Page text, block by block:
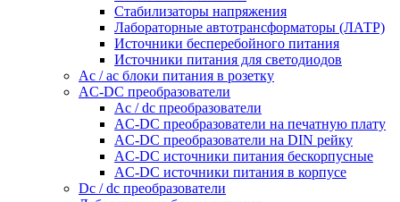
Стабилизаторы напряжения
Лабораторные автотрансформаторы (ЛАТР)
Источники бесперебойного питания
Источники питания для светодиодов
Ac / ac блоки питания в розетку
AC-DC преобразователи
Ac / dc преобразователи
AC-DC преобразователи на печатную плату
AC-DC преобразователи на DIN рейку
AC-DC источники питания бескорпусные
AC-DC источники питания в корпусе
Dc / dc преобразователи